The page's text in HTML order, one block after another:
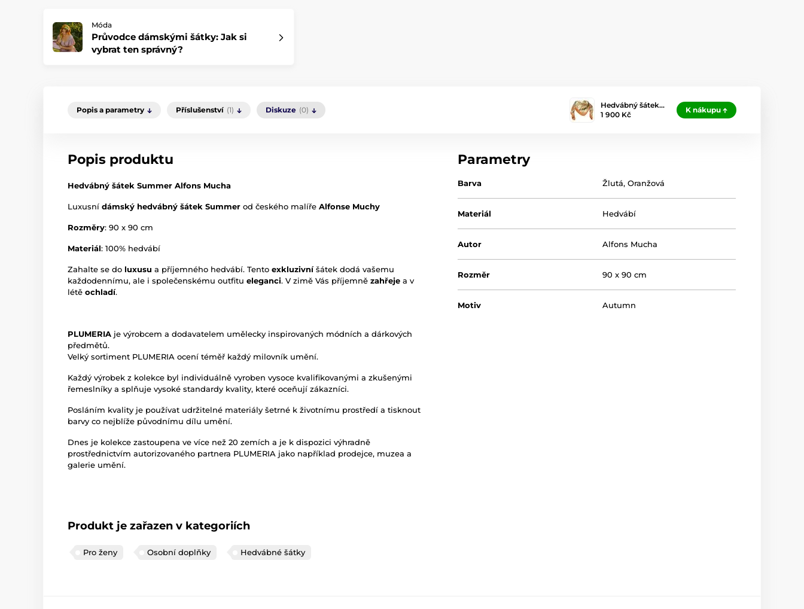
Móda
Průvodce dámskými šátky: Jak si
vybrat ten správný?
Popis a parametry Příslušenství (1) Diskuze (0)
Hedvábný šátek…
1 900 Kč
K nákupu
Popis produktu
Hedvábný šátek Summer Alfons Mucha
Luxusní dámský hedvábný šátek Summer od českého malíře Alfonse Muchy
Rozměry: 90 x 90 cm
Materiál: 100% hedvábí
Zahalte se do luxusu a příjemného hedvábí. Tento exkluzivníšátek dodá vašemu
každodennímu, ale i společenskému outfitu eleganci. V zimě Vás příjemně zahřeje a v
létě ochladí.
PLUMERIA je výrobcem a dodavatelem umělecky inspirovaných módních a dárkových
předmětů.
Velký sortiment PLUMERIA ocení téměř každý milovník umění.
Každý výrobek z kolekce byl individuálně vyroben vysoce kvalifikovanými a zkušenými
řemeslníky a splňuje vysoké standardy kvality, které oceňují zákazníci.
Posláním kvality je používat udržitelné materiály šetrné k životnímu prostředí a tisknout
barvy co nejblíže původnímu dílu umění.
Dnes je kolekce zastoupena ve více než 20 zemích a je k dispozici výhradně
prostřednictvím autorizovaného partnera PLUMERIA jako například prodejce, muzea a
galerie umění.
Produkt je zařazen v kategoriích
Pro ženy Osobní doplňky Hedvábné šátky
Parametry
Barva Žlutá,Oranžová
Materiál Hedvábí
Autor Alfons Mucha
Rozměr 90 x 90 cm
Motiv Autumn